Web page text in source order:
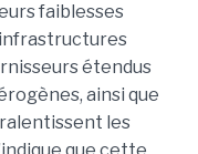
faiblesses
étendus
ainsi que
les